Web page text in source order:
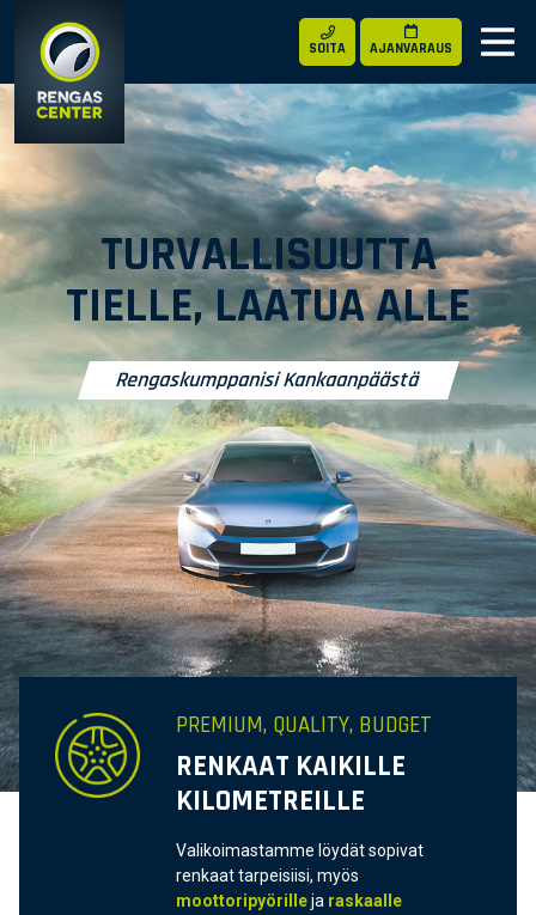
TURVALLISUUTTA
TIELLE, LAATUA ALLE
Rengaskumppanisi Kankaanpäästä
PREMIUM, QUALITY, BUDGET
RENKAAT KAIKILLE
KILOMETREILLE
Valikoimastamme löydät sopivat
renkaat tarpeisiisi, myös
moottoripyörilleja raskaalle
SOITA AJANVARAUS